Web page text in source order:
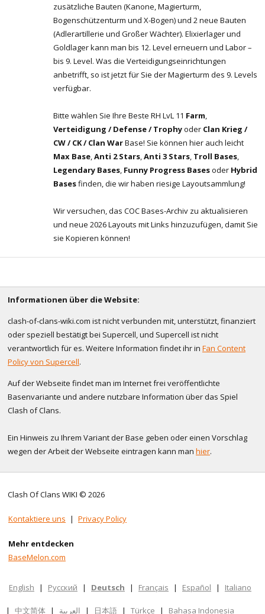
zusätzliche Bauten (Kanone, Magierturm,
Bogenschützenturm und X-Bogen) und 2 neue Bauten
(Adlerartillerie und Großer Wächter). Elixierlager und
Goldlager kann man bis 12. Level erneuern und Labor –
bis 9. Level. Was die Verteidigungseinrichtungen
anbetrifft, so ist jetzt für Sie der Magierturm des 9. Levels
verfügbar.
Bitte wählen Sie Ihre Beste RH LvL 11 Farm
Verteidigung / Defense / Trophyoder Clan Krieg /
CW / CK / Clan WarBase! Sie können hier auch leicht
Max Base Anti 2 Stars Anti 3 Stars Troll Bases
Legendary Bases Funny Progress Basesoder Hybrid
Basesfinden, die wir haben riesige Layoutsammlung!
Wir versuchen, das COC Bases-Archiv zu aktualisieren
und neue 2026 Layouts mit Links hinzuzufügen, damit Sie
sie Kopieren können!
Informationen über die Website:
clash-of-clans-wiki.com ist nicht verbunden mit, unterstützt, finanziert
oder speziell bestätigt bei Supercell, und Supercell ist nicht
verantwortlich für es. Weitere Information findet ihr in Fan Content
Policy von Supercell.
Auf der Webseite findet man im Internet frei veröffentlichte
Basenvariante und andere nutzbare Information über das Spiel
Clash of Clans.
Ein Hinweis zu Ihrem Variant der Base geben oder einen Vorschlag
wegen der Arbeit der Webseite eintragen kann man hier.
Clash Of Clans WIKI © 2026
Kontaktiere uns | Privacy Policy
Mehr entdecken
BaseMelon.com
English | Русский | Deutsch | Français | Español | Italiano
| 中文简体 | العربية | 日本語 | Türkçe | Bahasa Indonesia